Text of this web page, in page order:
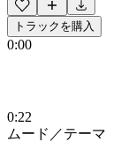
トラックを購入
0:00
0:22
ムード／テーマ